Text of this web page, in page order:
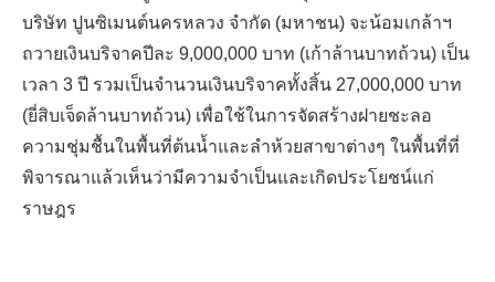
บริษัท ปูนซิเมนต์นครหลวง จำกัด (มหาชน) จะน้อมเกล้าฯ
ถวายเงินบริจาคปีละ 9,000,000 บาท (เก้าล้านบาทถ้วน) เป็น
เวลา 3 ปี รวมเป็นจำนวนเงินบริจาคทั้งสิ้น 27,000,000 บาท
(ยี่สิบเจ็ดล้านบาทถ้วน) เพื่อใช้ในการจัดสร้างฝายชะลอ
ความชุ่มชื้นในพื้นที่ต้นน้ำและลำห้วยสาขาต่างๆ ในพื้นที่ที่
พิจารณาแล้วเห็นว่ามีความจำเป็นและเกิดประโยชน์แก่
ราษฎร